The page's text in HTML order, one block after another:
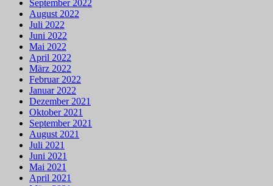
September 2022
August 2022
Juli 2022
Juni 2022
Mai 2022
April 2022
März 2022
Februar 2022
Januar 2022
Dezember 2021
Oktober 2021
September 2021
August 2021
Juli 2021
Juni 2021
Mai 2021
April 2021